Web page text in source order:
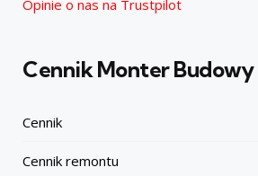
Opinie o nas na Trustpilot
Cennik Monter Budowy
Cennik
Cennik remontu